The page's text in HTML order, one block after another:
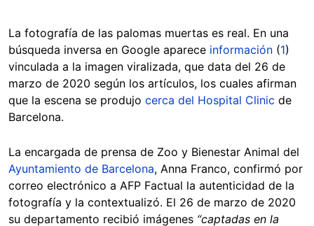
La fotografía de las palomas muertas es real. En una
búsqueda inversa en Google aparece información (1)
vinculada a la imagen viralizada, que data del 26 de
marzo de 2020 según los artículos, los cuales afirman
que la escena se produjo cerca del Hospital Clinic de
Barcelona.
La encargada de prensa de Zoo y Bienestar Animal del
Ayuntamiento de Barcelona, Anna Franco, confirmó por
correo electrónico a AFP Factual la autenticidad de la
fotografía y la contextualizó. El 26 de marzo de 2020
su departamento recibió imágenes “captadas en la